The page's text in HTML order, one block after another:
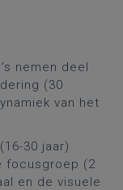
nemen deel
(30
van het
30 jaar)
focusgroep (2
en de visuele